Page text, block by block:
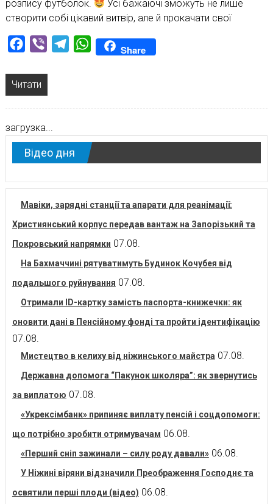
розпису футболок.
Усі бажаючі зможуть не лише
створити собі цікавий витвір, але й прокачати свої
Facebook
Viber TelegramWhatsAppShare
Читати
загрузка...
Відео дня
Мавіки, зарядні станції та апарати для реанімації:
Християнський корпус передав вантаж на Запорізький та
Покровський напрямки 07.08.
На Бахмаччині рятуватимуть Будинок Кочубея від
подальшого руйнування 07.08.
Отримали ID-картку замість паспорта-книжечки: як
оновити дані в Пенсійному фонді та пройти ідентифікацію
07.08.
Мистецтво в келиху від ніжинського майстра 07.08.
Державна допомога “Пакунок школяра”: як звернутись
за виплатою 07.08.
«Укрексімбанк» припиняє виплату пенсій і соцдопомоги:
що потрібно зробити отримувачам 06.08.
«Перший сніп зажинали – силу роду давали» 06.08.
У Ніжині віряни відзначили Преображення Господнє та
освятили перші плоди (відео) 06.08.